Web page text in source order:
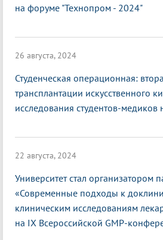
на форуме "Технопром - 2024"
26 августа, 2024
Студенческая операционная:
трансплантации искусственного
исследования студентов-медиков
22 августа, 2024
Университет стал организатором
«Современные подходы к
клиническим исследованиям
на IX Всероссийской GMP-